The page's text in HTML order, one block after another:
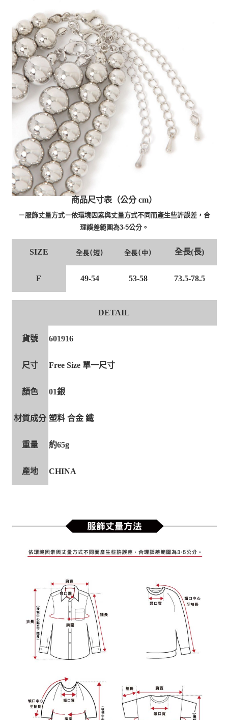
商品尺寸表（公分 cm）
－服飾丈量方式－依環境因素與丈量方式不同而產生些許誤差，合
理誤差範圍為3-5公分。
SIZE 全長(短) 全長(中) 全長(長)
F 49-54 53-58 73.5-78.5
DETAIL
貨號 601916
尺寸 Free Size 單一尺寸
顏色 01銀
材質成分 塑料 合金 鐵
重量 約65g
產地 CHINA